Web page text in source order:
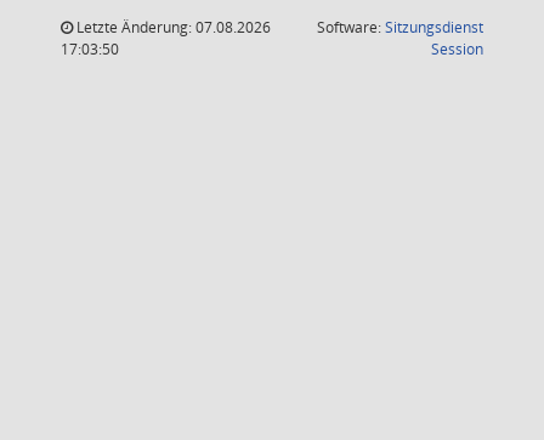
Letzte Änderung: 07.08.2026
17:03:50
Software:Sitzungsdienst
Session(Wird in